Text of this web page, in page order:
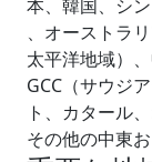
本、韓国、シ
、オーストラ
太平洋地域）
GCC（サウジ
ト、カタール
その他の中東